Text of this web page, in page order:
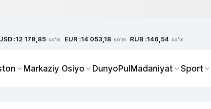
:12 178,85 so'm EUR :14 053,18 so'm RUB :146,54 so'm
Markaziy Osiyo DunyoPulMadaniyat Sport